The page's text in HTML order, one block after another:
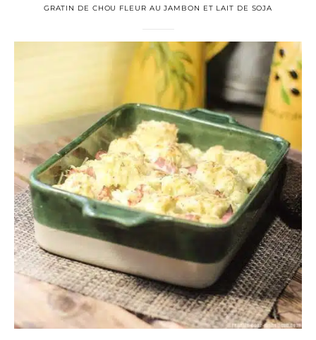
GRATIN DE CHOU FLEUR AU JAMBON ET LAIT DE SOJA